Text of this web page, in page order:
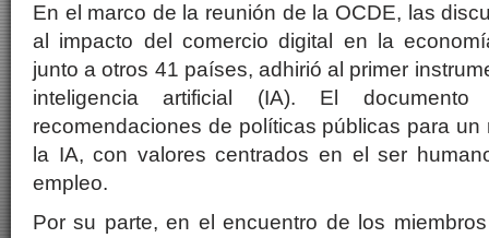
En el marco de la reunión de la OCDE, las
al impacto del comercio digital en la
junto a otros 41 países, adhirió al primer
inteligencia artificial (IA). El
recomendaciones de políticas públicas para
la IA, con valores centrados en el ser
empleo.
Por su parte, en el encuentro de los